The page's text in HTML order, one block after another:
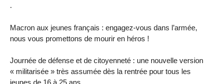
.
Macron aux jeunes français : engagez-vous dans l’armée,
nous vous promettons de mourir en héros !
Journée de défense et de citoyenneté : une nouvelle version
« militarisée » très assumée dès la rentrée pour tous les